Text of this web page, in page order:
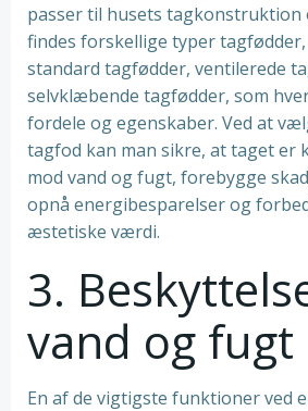
passer til husets tagkonstruktion
findes forskellige typer
standard tagfødder, ventilerede
selvklæbende tagfødder, som
fordele og egenskaber. Ved at
tagfod kan man sikre, at taget er
mod vand og fugt, forebygge
opnå energibesparelser og
æstetiske værdi.
3.
vand og fugt
En af de vigtigste funktioner ved